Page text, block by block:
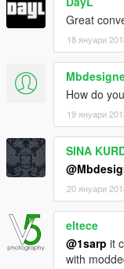
Great
18 януари
How do
19 януари
SINA
20 януари
eltece
@1sarp it
with